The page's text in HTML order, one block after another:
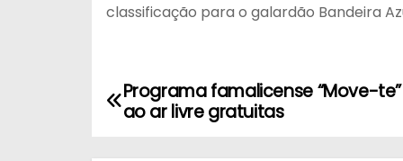
classificação para o galardão Bandeira
NPrograma famalicense “Move-
ao ar livre gratuitas